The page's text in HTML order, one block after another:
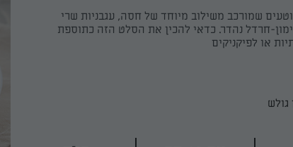
שמורכב משילוב מיוחד של חסה, עגבניות שרי
חרדל נהדר. כדאי להכין את הסלט הזה כתוספת
או לפיקניקים